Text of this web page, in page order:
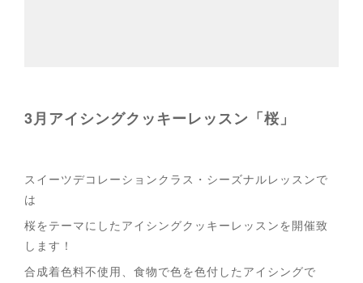
3月アイシングクッキーレッスン「桜」
スイーツデコレーションクラス・シーズナルレッスンで
は
桜をテーマにしたアイシングクッキーレッスンを開催致
します！
合成着色料不使用、食物で色を色付したアイシングで